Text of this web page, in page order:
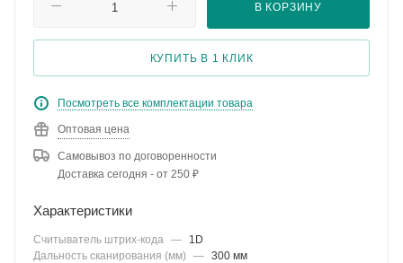
В КОРЗИНУ
КУПИТЬ В 1 КЛИК
Посмотреть все комплектации товара
Оптовая цена
Самовывоз по договоренности
Доставка сегодня - от 250 ₽
Характеристики
Считыватель штрих-кода —
1D
Дальность сканирования (мм)
— 300 мм